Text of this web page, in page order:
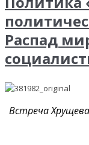
Распад
Встреча